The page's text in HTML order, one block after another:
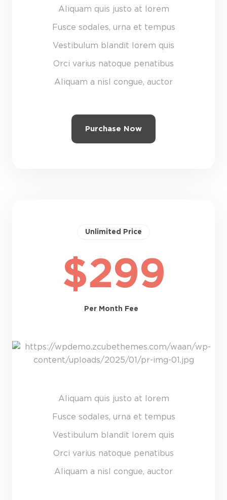
Aliquam quis justo at lorem
Fusce sodales, urna et tempus
Vestibulum blandit lorem quis
Orci varius natoque penatibus
Aliquam a nisl congue, auctor
Purchase Now
Unlimited Price
$299
Per Month Fee
Aliquam quis justo at lorem
Fusce sodales, urna et tempus
Vestibulum blandit lorem quis
Orci varius natoque penatibus
Aliquam a nisl congue, auctor